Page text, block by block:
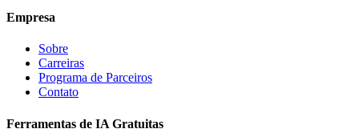
Empresa
Sobre
Carreiras
Programa de Parceiros
Contato
Ferramentas de IA Gratuitas